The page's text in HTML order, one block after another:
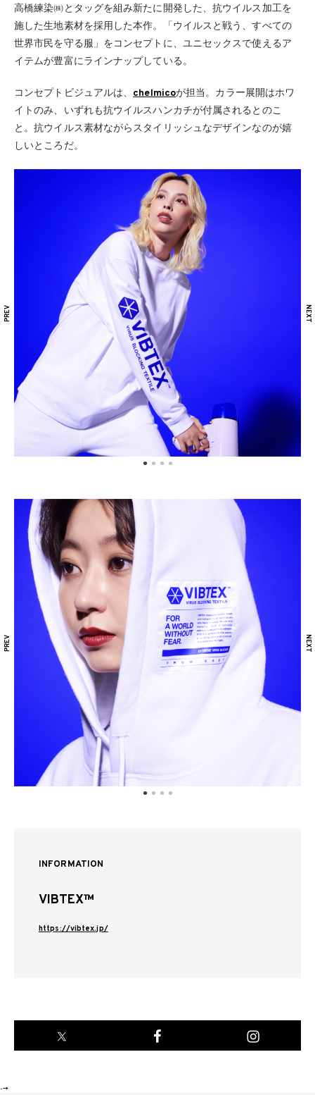
高橋練染㈱とタッグを組み新たに開発した、抗ウイルス加工を
施した生地素材を採用した本作。「ウイルスと戦う、すべての
世界市民を守る服」をコンセプトに、ユニセックスで使えるア
イテムが豊富にラインナップしている。
コンセプトビジュアルは、 chelmicoが担当。カラー展開はホワ
イトのみ、いずれも抗ウイルスハンカチが付属されるとのこ
と。抗ウイルス素材ながらスタイリッシュなデザインなのが嬉
しいところだ。
INFORMATION
VIBTEX™
https://vibtex.jp/
-->